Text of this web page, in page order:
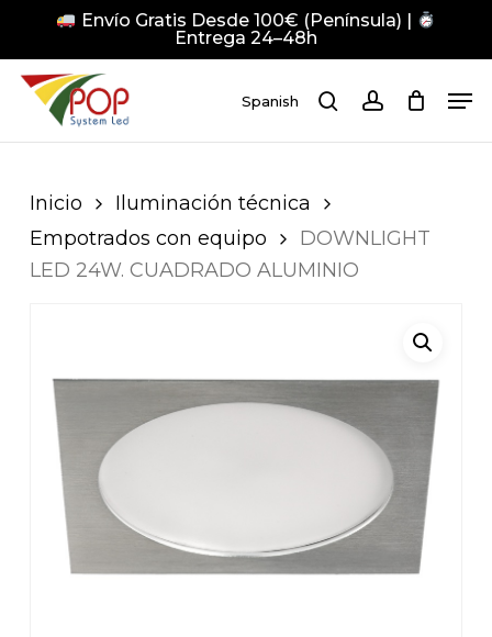
main
content
Envío Gratis Desde 100€ (Península) |
Entrega 24–48h
Spanish searchaccount
Inicio
Iluminación técnica
Empotrados con equipo
DOWNLIGHT
LED 24W. CUADRADO ALUMINIO
Close
Menu